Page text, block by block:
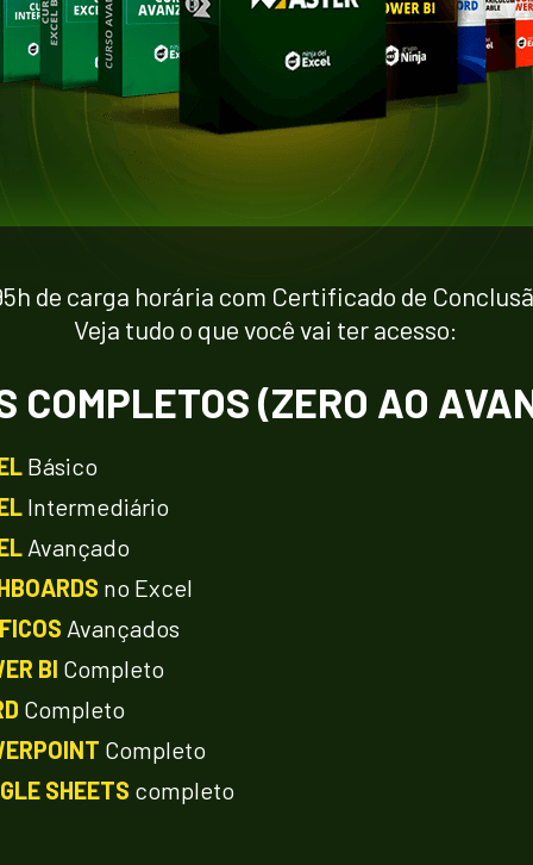
Básico
Intermediário
Avançado
no Excel
Avançados
BI Completo
Completo
Completo
SHEETS completo
de carga horária com Certificado de
Veja tudo o que você vai ter acesso:
COMPLETOS (ZERO AO